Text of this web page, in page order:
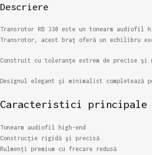
Descriere
Transrotor RB 330 este un tonearm audiofil
Transrotor, acest braț oferă un echilibru
Construit cu toleranțe extrem de precise
Designul elegant și minimalist
Caracteristici principale
Tonearm audiofil high-end
Construcție rigidă și precisă
Rulmenți premium cu frecare redusă